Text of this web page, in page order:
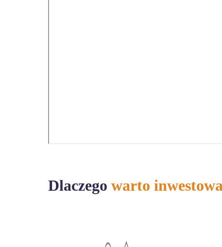
Dlaczego warto